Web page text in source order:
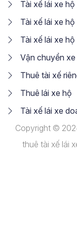
Tài xế lái xe
Tài xế lái xe
Tài xế lái xe
Vận chuyển xe
Thuê tài xế
Thuê lái xe hộ
Tài xế lái xe
Copyright ©
thuê tài xế lái